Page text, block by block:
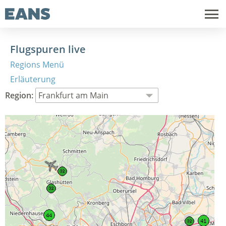
Flugspuren live
Regions Menü
Erläuterung
Region: